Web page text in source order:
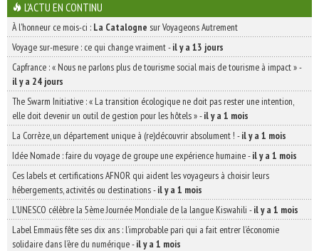
L'ACTU EN CONTINU
À l'honneur ce mois-ci : La Catalogne sur Voyageons Autrement
Voyage sur-mesure : ce qui change vraiment-il y a 13 jours
Capfrance : « Nous ne parlons plus de tourisme social mais de tourisme à impact »-
il y a 24 jours
The Swarm Initiative : « La transition écologique ne doit pas rester une intention,
elle doit devenir un outil de gestion pour les hôtels »-il y a 1 mois
La Corrèze, un département unique à (re)découvrir absolument ! -il y a 1 mois
Idée Nomade : faire du voyage de groupe une expérience humaine-il y a 1 mois
Ces labels et certifications AFNOR qui aident les voyageurs à choisir leurs
hébergements, activités ou destinations-il y a 1 mois
L’UNESCO célèbre la 5ème Journée Mondiale de la langue Kiswahili -il y a 1 mois
Label Emmaüs fête ses dix ans : l’improbable pari qui a fait entrer l’économie
solidaire dans l’ère du numérique-il y a 1 mois